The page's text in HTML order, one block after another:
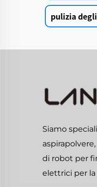
pulizia
Siamo
di robot per
elettrici per